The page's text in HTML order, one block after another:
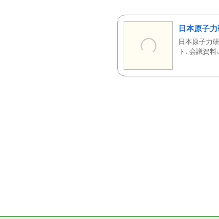
日本原子
日本原子力
ト、会議資